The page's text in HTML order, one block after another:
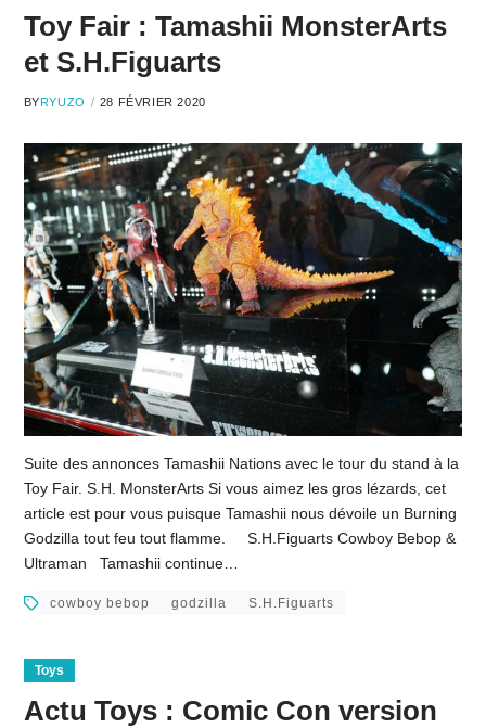
Toy Fair : Tamashii MonsterArts
et S.H.Figuarts
BYRYUZO 28 FÉVRIER 2020
Suite des annonces Tamashii Nations avec le tour du stand à la
Toy Fair. S.H. MonsterArts Si vous aimez les gros lézards, cet
article est pour vous puisque Tamashii nous dévoile un Burning
Godzilla tout feu tout flamme. S.H.Figuarts Cowboy Bebop &
Ultraman Tamashii continue…
cowboy bebop godzilla S.H.Figuarts
Toys
Actu Toys : Comic Con version